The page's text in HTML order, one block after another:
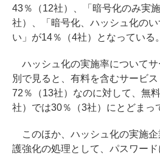
43％（12社）、「暗号化のみ実
社）、「暗号化、ハッシュ化の
い」が14％（4社）となっている。
ハッシュ化の実施率について
別で見ると、有料を含むサービ
72％（13社）なのに対して、無
社）では30％（3社）にとどまっ
このほか、ハッシュ化の実施企
護強化の処理として、パスワー